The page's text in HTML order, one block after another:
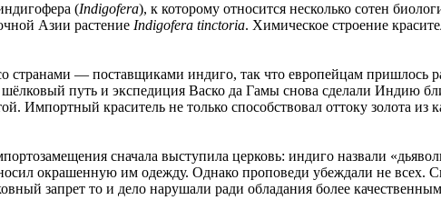
(Indigofera), к которому относится несколько сотен
Азии растение Indigofera tinctoria. Химическое строение
— поставщиками индиго, так что европейцам пришлось
путь и экспедиция Васко да Гамы снова сделали Индию
Импортный краситель не только способствовал оттоку золота из
сначала выступила церковь: индиго назвали
окрашенную им одежду. Однако проповеди убеждали не всех.
запрет то и дело нарушали ради обладания более